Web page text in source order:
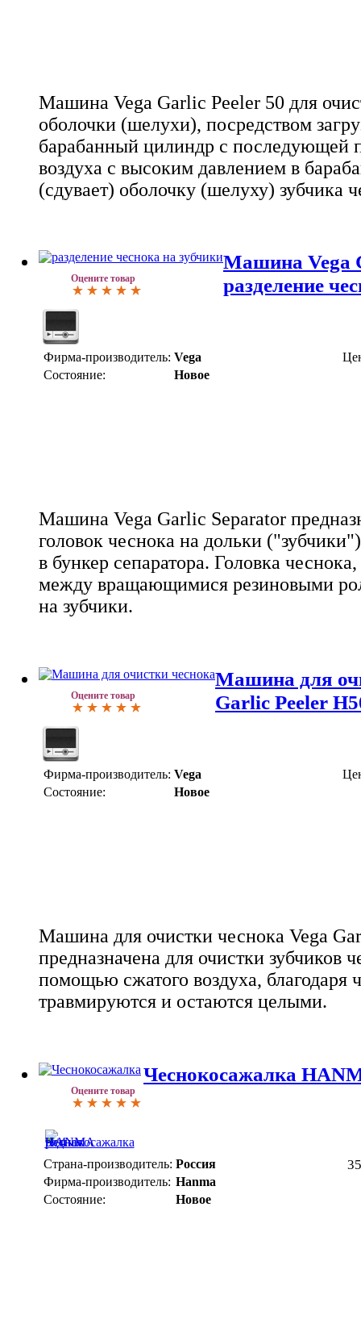
Машина Vega Garlic Peeler 50 для
оболочки (шелухи), посредством
барабанный цилиндр с последующей
воздуха с высоким давлением в
(сдувает) оболочку (шелуху) зубчика
Оцените товар
Машина Vega
разделение
Фирма-производитель: Vega
Состояние:
Новое
Машина Vega Garlic Separator
головок чеснока на дольки
в бункер сепаратора. Головка
между вращающимися резиновыми
на зубчики.
Оцените товар
Машина для
Garlic Peeler
Фирма-производитель: Vega
Состояние:
Новое
Машина для очистки чеснока Vega
предназначена для очистки зубчиков
помощью сжатого воздуха, благодаря
травмируются и остаются целыми.
Оцените товар
Чеснокосажалка
Страна-производитель: Россия
Фирма-производитель: Hanma
Состояние:
Новое